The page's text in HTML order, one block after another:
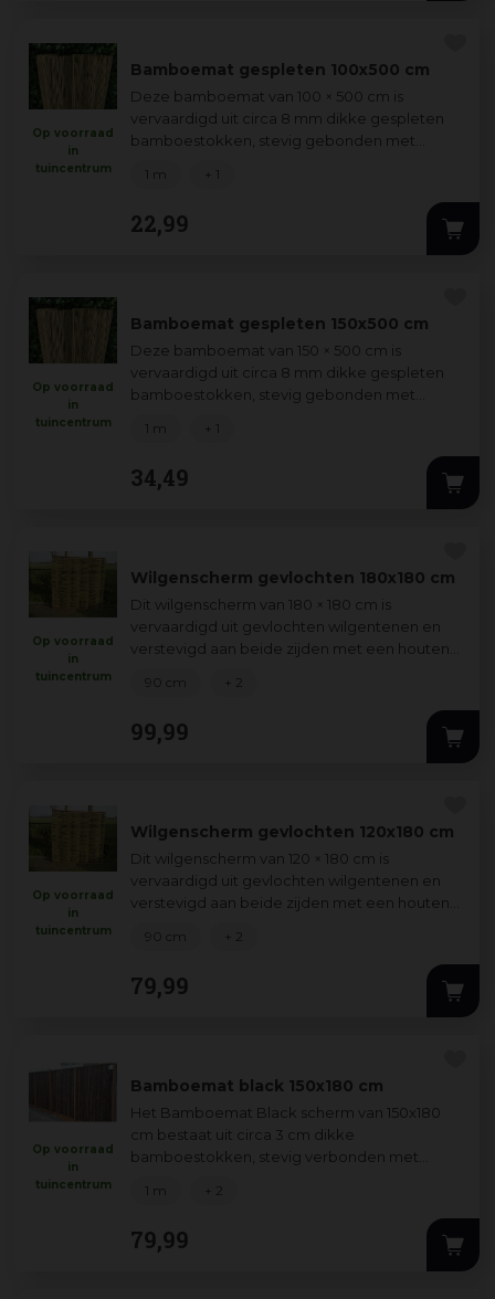
Bamboemat gespleten 100x500 cm
Deze bamboemat van 100 × 500 cm is
vervaardigd uit circa 8 mm dikke gespleten
bamboestokken, stevig gebonden met
Op voorraad
in
tuincentrum
22,99
1 m + 1
Bamboemat gespleten 150x500 cm
Deze bamboemat van 150 × 500 cm is
vervaardigd uit circa 8 mm dikke gespleten
bamboestokken, stevig gebonden met
Op voorraad
in
tuincentrum
34,49
1 m + 1
Wilgenscherm gevlochten 180x180 cm
Dit wilgenscherm van 180 × 180 cm is
vervaardigd uit gevlochten wilgentenen en
verstevigd aan beide zijden met een houten
Op voorraad
in
tuincentrum
99,99
90 cm + 2
Wilgenscherm gevlochten 120x180 cm
Dit wilgenscherm van 120 × 180 cm is
vervaardigd uit gevlochten wilgentenen en
verstevigd aan beide zijden met een houten
Op voorraad
in
tuincentrum
79,99
90 cm + 2
Bamboemat black 150x180 cm
Het Bamboemat Black scherm van 150x180
cm bestaat uit circa 3 cm dikke
bamboestokken, stevig verbonden met
balkon: het c
Op voorraad
in
tuincentrum
79,99
1 m + 2